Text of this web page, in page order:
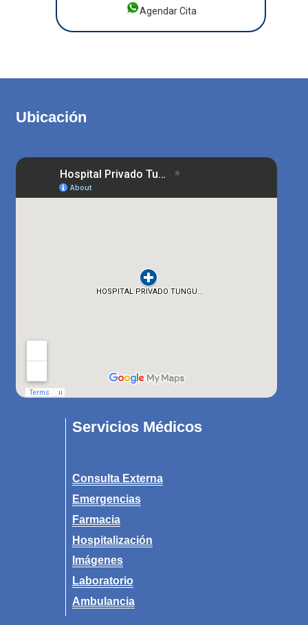
Agendar Cita
Ubicación
Servicios Médicos
Consulta Externa
Emergencias
Farmacia
Hospitalización
Imágenes
Laboratorio
Ambulancia